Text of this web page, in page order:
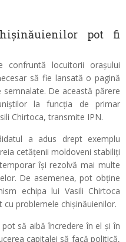
pot fi
locuitorii oraşului
să fie lansată o pagină
De această părere
la funcţia de primar
Chirtoca, transmite IPN.
a adus drept exemplu
cetăţenii moldoveni stabiliţi
îşi rezolvă mai multe
De asemenea, pot obţine
echipa lui Vasili Chirtoca
problemele chişinăuienilor.
să aibă încredere în el şi în
capitalei să facă politică,